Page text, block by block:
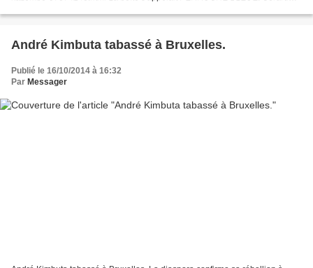
matinée...
André Kimbuta tabassé à Bruxelles.
Publié le 16/10/2014 à 16:32
Par Messager